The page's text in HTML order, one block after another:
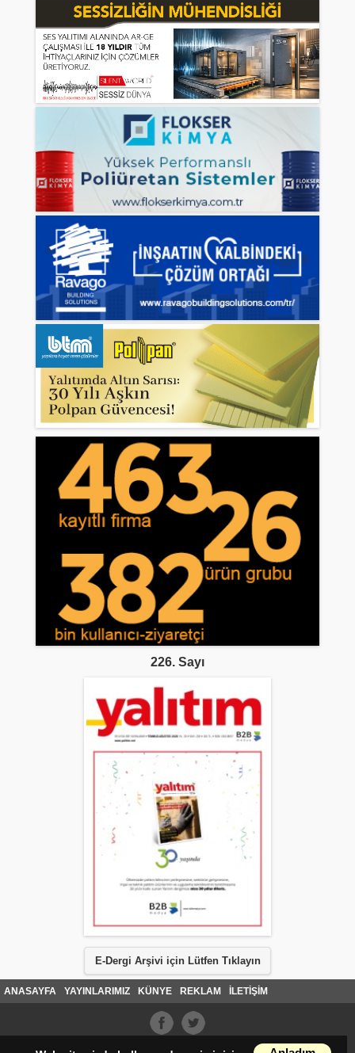
226. Sayı
E-Dergi Arşivi için Lütfen Tıklayın
ANASAYFA YAYINLARIMIZ KÜNYE REKLAM İLETİŞİM